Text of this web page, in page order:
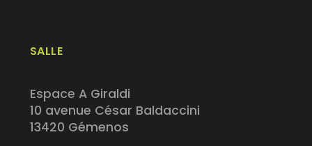
SALLE
Espace A Giraldi
10 avenue César Baldaccini
13420 Gémenos